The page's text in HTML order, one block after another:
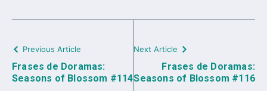
Previous Article
Frases de Doramas:
Seasons of Blossom #114
Next Article
Frases de Doramas:
Seasons of Blossom #116